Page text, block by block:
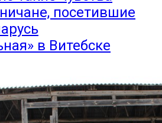
посетившие
в Витебске